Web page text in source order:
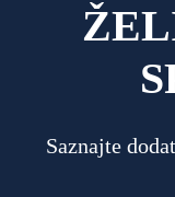
Saznajte